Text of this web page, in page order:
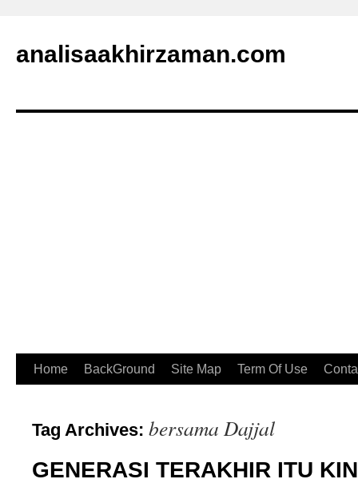
analisaakhirzaman.com
Home BackGround Site Map Term Of Use
Tag Archives: bersama Dajjal
GENERASI TERAKHIR ITU